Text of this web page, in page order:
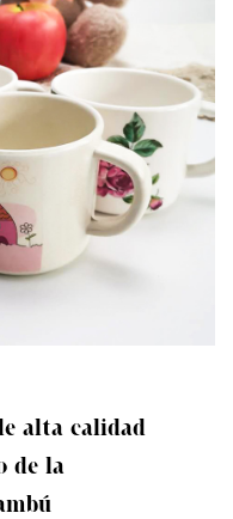
alta calidad
de la